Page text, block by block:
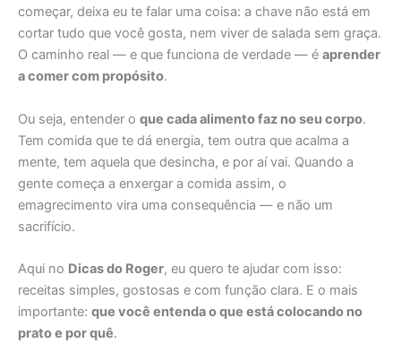
começar, deixa eu te falar uma coisa: a chave não está em
cortar tudo que você gosta, nem viver de salada sem graça.
O caminho real — e que funciona de verdade — é aprender
a comer com propósito.
Ou seja, entender o que cada alimento faz no seu corpo.
Tem comida que te dá energia, tem outra que acalma a
mente, tem aquela que desincha, e por aí vai. Quando a
gente começa a enxergar a comida assim, o
emagrecimento vira uma consequência — e não um
sacrifício.
Aqui no Dicas do Roger, eu quero te ajudar com isso:
receitas simples, gostosas e com função clara. E o mais
importante: que você entenda o que está colocando no
prato e por quê.